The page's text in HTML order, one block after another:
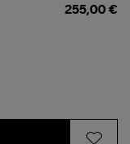
255,00 €